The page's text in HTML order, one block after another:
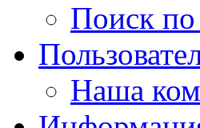
Поиск
Наша